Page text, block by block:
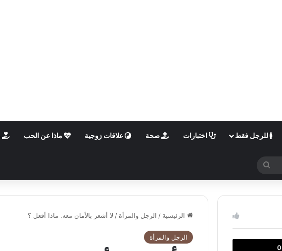
للرجل فقط اختبارات صحة علاقات زوجية ماذا عن الحب
بحث
عن
الرئيسية / الرجل والمرأة / لا أشعر بالأمان معه. ماذا أفعل ؟
الرجل والمرأة
0